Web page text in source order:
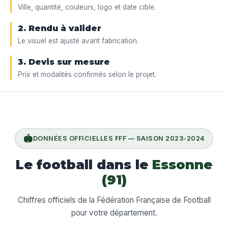
Ville, quantité, couleurs, logo et date cible.
2. Rendu à valider
Le visuel est ajusté avant fabrication.
3. Devis sur mesure
Prix et modalités confirmés selon le projet.
🏟️DONNÉES OFFICIELLES FFF — SAISON 2023-2024
Le football dans le Essonne
(91)
Chiffres officiels de la Fédération Française de Football
pour votre département.